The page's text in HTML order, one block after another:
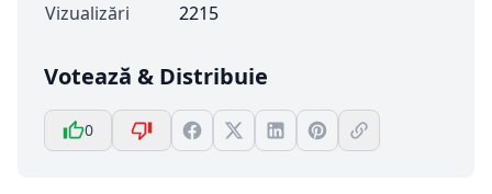
Vizualizări
2215
Votează & Distribuie
0